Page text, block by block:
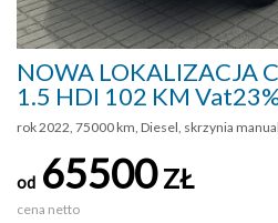
NOWA LOKALIZACJA
1.5 HDI 102 KM
rok 2022, 75000 km, Diesel, skrzynia
od 65500ZŁ
cena netto